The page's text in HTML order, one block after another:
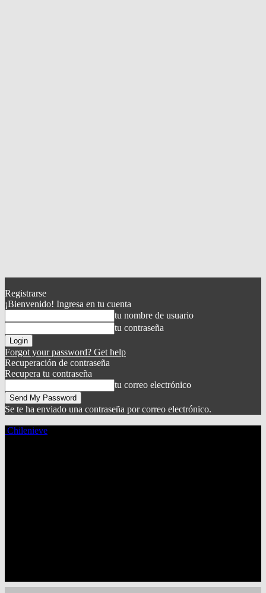
Registrarse
¡Bienvenido! Ingresa en tu cuenta
tu nombre de usuario
tu contraseña
Forgot your password? Get help
Recuperación de contraseña
Recupera tu contraseña
tu correo electrónico
Se te ha enviado una contraseña por correo electrónico.
Chilenieve